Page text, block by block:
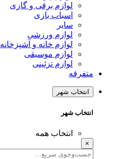
لوازم برقی و گازی
اسباب بازی
سایر
لوازم ورزشی
لوازم خانه و آشپزخانه
لوازم موسیقی
لوازم تزئینی
متفرقه
انتخاب شهر
انتخاب شهر
انتخاب همه
×